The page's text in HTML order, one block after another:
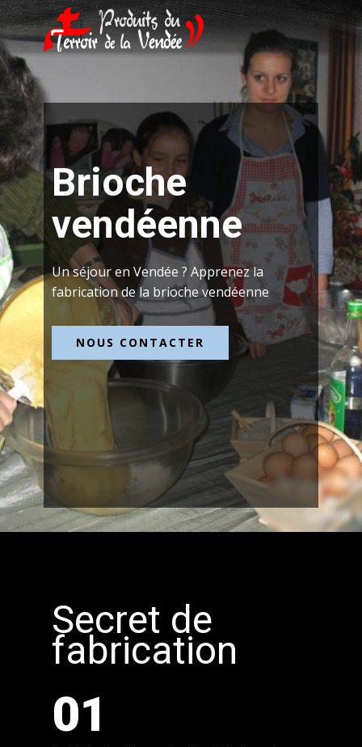
Brioche
vendéenne
Un séjour en Vendée ? Apprenez la
fabrication de la brioche vendéenne
NOUS CONTACTER
Secret de
fabrication
01